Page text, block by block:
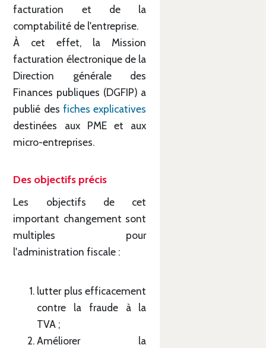
facturation et de la
comptabilité de l'entreprise.
À cet effet, la Mission
facturation électronique de la
Direction générale des
Finances publiques (DGFIP) a
publié desfiches explicatives
destinées aux PME et aux
micro-entreprises.
Des objectifs précis
Les objectifs de cet
important changement sont
multiples pour
l'administration fiscale :
lutter plus efficacement
contre la fraude à la
TVA ;
Améliorer la